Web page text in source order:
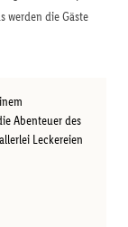
werden die Gäste
Abenteuer des
Leckereien